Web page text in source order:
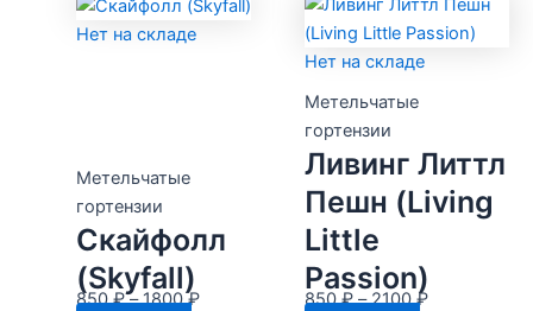
Нет на складе
Метельчатые
гортензии
Скайфолл
(Skyfall)
850₽ – 1800₽Диапазон
Нет на складе
Метельчатые
гортензии
Ливинг Литтл
Пешн (Living
Little
Passion)
850₽ – 2100₽Диапазон